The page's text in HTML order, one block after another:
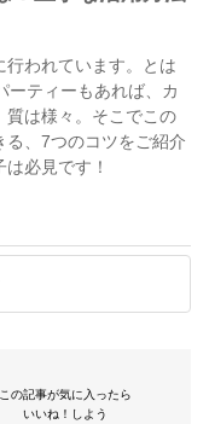
われています。とは
ーティーもあれば、カ
質は様々。そこでこの
、7つのコツをご紹介
必見です！
この記事が気に入ったら
いいね！しよう